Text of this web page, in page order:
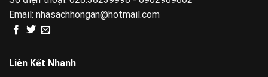
Email: nhasachhongan@hotmail.com
Liên Kết Nhanh